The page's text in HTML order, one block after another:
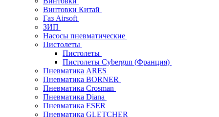
Винтовки Китай
Газ Airsoft
ЗИП
Насосы пневматические
Пистолеты
Пистолеты
Пистолеты Cybergun (Франция)
Пневматика ARES
Пневматика BORNER
Пневматика Crosman
Пневматика Diana
Пневматика ESER
Пневматика GLETCHER